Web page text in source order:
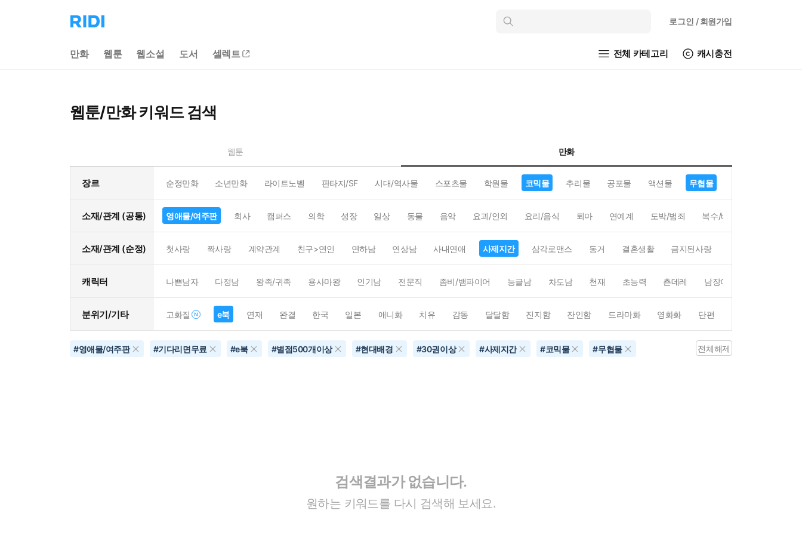
리
디
으
인
로그인 / 회원가입
만화 웹툰 웹소설 도서 셀렉트 전체 카테고리 캐시충전
웹툰/만화 키워드 검색
웹툰 만화
장르 순정만화 소년만화 라이트노벨 판타지/SF 시대/역사물 스포츠물 학원물 코믹물 추리물 공포물 액션물 무협물
소재/관계 (공통) 영애물/여주판 회사 캠퍼스 의학 성장 일상 동물 음악 요괴/인외 요리/음식 퇴마 연예계 도박/범죄 복수/배신
소재/관계 (순정) 첫사랑 짝사랑 계약관계 친구>연인 연하남 연상남 사내연애 사제지간 삼각로맨스 동거 결혼생활 금지된사랑
캐릭터 나쁜남자 다정남 왕족/귀족 용사마왕 인기남 전문직 좀비/뱀파이어 능글남 차도남 천재 초능력 츤데레 남장여자
분위기/기타 고화질 e북 연재 완결 한국 일본 애니화 치유 감동 달달함 진지함 잔인함 드라마화 영화화 단편
#영애물/여주판 #기다리면무료 #e북 #별점500개이상 #현대배경 #30권이상 #사제지간 #코믹물 #무협물 전체해제
검색결과가 없습니다.
원하는 키워드를 다시 검색해 보세요.